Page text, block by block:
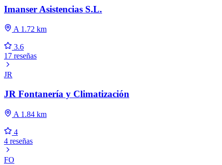
Imanser Asistencias S.L.
A 1.72 km
3.6
17 reseñas
JR
JR Fontanería y Climatización
A 1.84 km
4
4 reseñas
FO